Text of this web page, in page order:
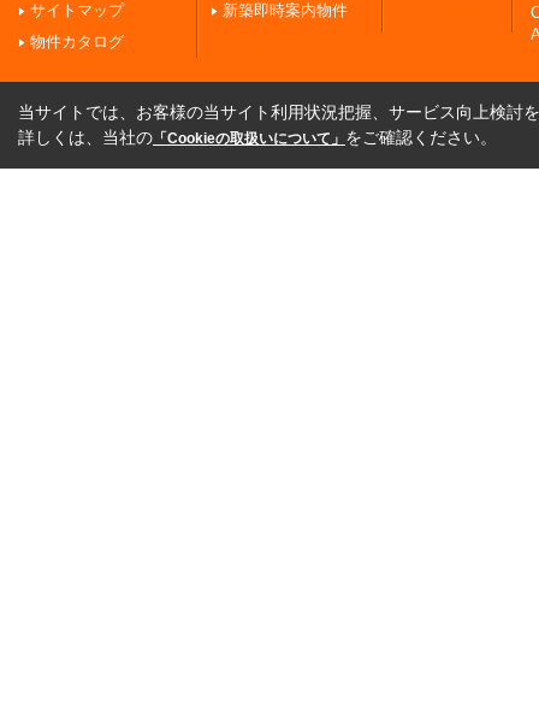
サイトマップ
物件カタログ
新築即時案内物件
当サイトでは、お客様の当サイト利用状況把握、サービス向上検討
詳しくは、当社の 「Cookieの取扱いについて」 をご確認ください。